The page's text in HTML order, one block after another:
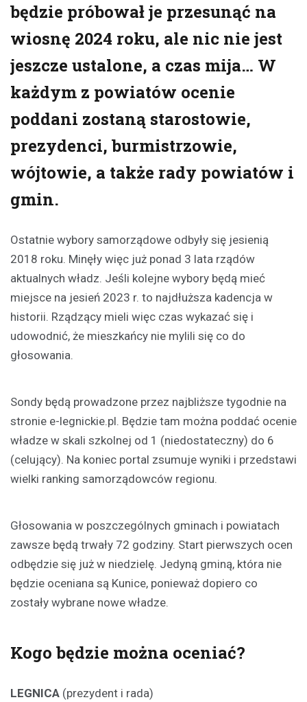
będzie próbował je przesunąć na
wiosnę 2024 roku, ale nic nie jest
jeszcze ustalone, a czas mija… W
każdym z powiatów ocenie
poddani zostaną starostowie,
prezydenci, burmistrzowie,
wójtowie, a także rady powiatów i
gmin.
Ostatnie wybory samorządowe odbyły się jesienią
2018 roku. Minęły więc już ponad 3 lata rządów
aktualnych władz. Jeśli kolejne wybory będą mieć
miejsce na jesień 2023 r. to najdłuższa kadencja w
historii. Rządzący mieli więc czas wykazać się i
udowodnić, że mieszkańcy nie mylili się co do
głosowania.
Sondy będą prowadzone przez najbliższe tygodnie na
stronie e-legnickie.pl. Będzie tam można poddać ocenie
władze w skali szkolnej od 1 (niedostateczny) do 6
(celujący). Na koniec portal zsumuje wyniki i przedstawi
wielki ranking samorządowców regionu.
Głosowania w poszczególnych gminach i powiatach
zawsze będą trwały 72 godziny. Start pierwszych ocen
odbędzie się już w niedzielę. Jedyną gminą, która nie
będzie oceniana są Kunice, ponieważ dopiero co
zostały wybrane nowe władze.
Kogo będzie można oceniać?
LEGNICA (prezydent i rada)